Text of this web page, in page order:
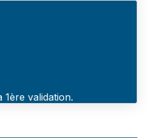
validation.